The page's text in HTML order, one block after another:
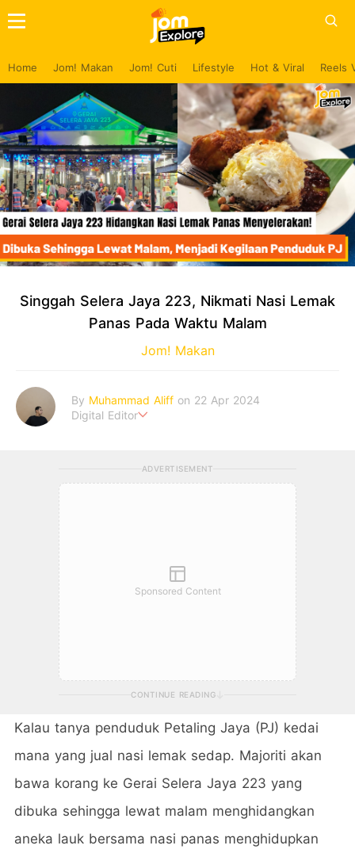
Home Jom! Makan Jom! Cuti Lifestyle Hot & Viral Reels
Singgah Selera Jaya 223, Nikmati Nasi Lemak
Panas Pada Waktu Malam
Jom! Makan
By Muhammad Aliff on 22 Apr 2024
Digital Editor
ADVERTISEMENT
Sponsored Content
CONTINUE READING
Kalau tanya penduduk Petaling Jaya (PJ) kedai
mana yang jual nasi lemak sedap. Majoriti akan
bawa korang ke Gerai Selera Jaya 223 yang
dibuka sehingga lewat malam menghidangkan
aneka lauk bersama nasi panas menghidupkan